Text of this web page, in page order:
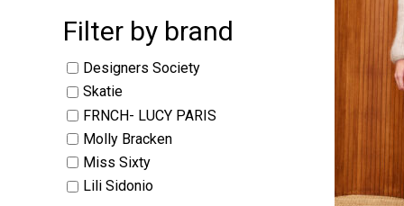
Filter by brand
Designers Society
Skatie
FRNCH- LUCY PARIS
Molly Bracken
Miss Sixty
Lili Sidonio